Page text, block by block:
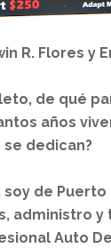
R. Flores y
de qué
años
se dedican?
soy de Puerto
administro y
Auto